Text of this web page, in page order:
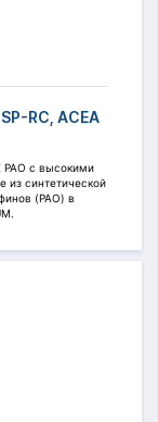
RC, ACEA
PAO c высокими
из синтетической
(PAO) в